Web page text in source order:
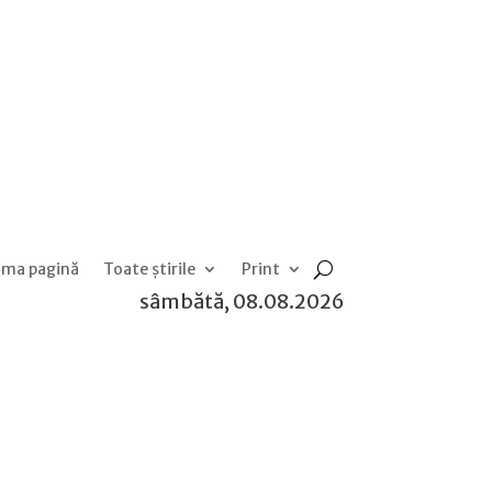
pagină Toate știrile Print
sâmbătă, 08.08.2026